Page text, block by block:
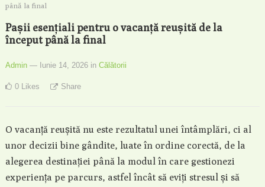
până la final
Pașii esențiali pentru o vacanță reușită de la
început până la final
Admin — Iunie 14, 2026 in Călătorii
0 Likes Share
O vacanță reușită nu este rezultatul unei întâmplări, ci al
unor decizii bine gândite, luate în ordine corectă, de la
alegerea destinației până la modul în care gestionezi
experiența pe parcurs, astfel încât să eviți stresul și să